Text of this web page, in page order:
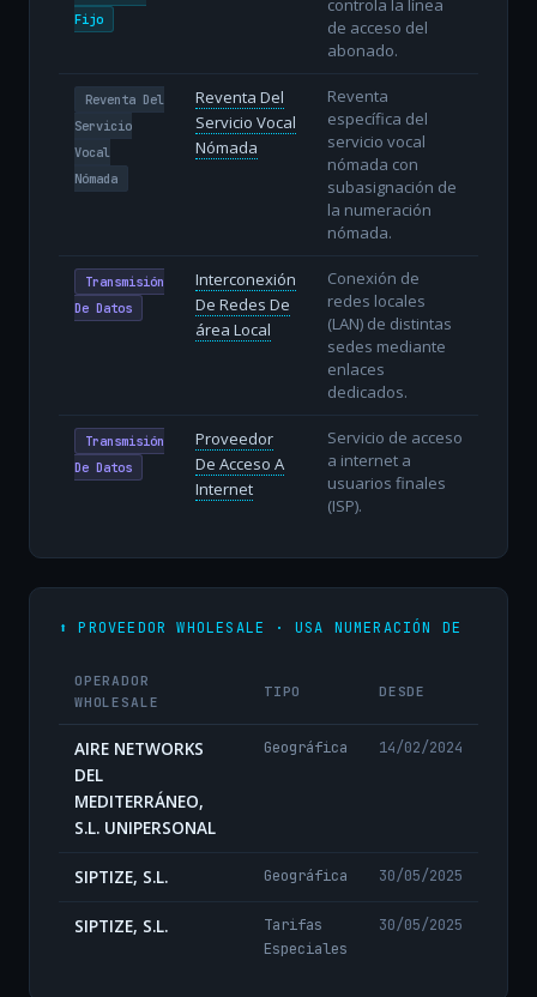
Fijo
controla la línea
de acceso del
abonado.
Reventa Del
Servicio
Vocal
Nómada
Reventa Del
Servicio Vocal
Nómada
Reventa
específica del
servicio vocal
nómada con
subasignación de
la numeración
nómada.
Transmisión
De Datos
Interconexión
De Redes De
área Local
Conexión de
redes locales
(LAN) de distintas
sedes mediante
enlaces
dedicados.
Transmisión
De Datos
Proveedor
De Acceso A
Internet
Servicio de acceso
a internet a
usuarios finales
(ISP).
⬆️ PROVEEDOR WHOLESALE · USA NUMERACIÓN DE
OPERADOR
WHOLESALE
TIPO DESDE
AIRE NETWORKS
DEL
MEDITERRÁNEO,
S.L. UNIPERSONAL
Geográfica 14/02/2024
SIPTIZE, S.L. Geográfica 30/05/2025
SIPTIZE, S.L.
Tarifas
Especiales
30/05/2025